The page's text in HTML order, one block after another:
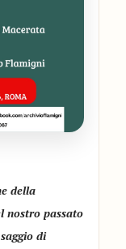
della
nostro passato
di